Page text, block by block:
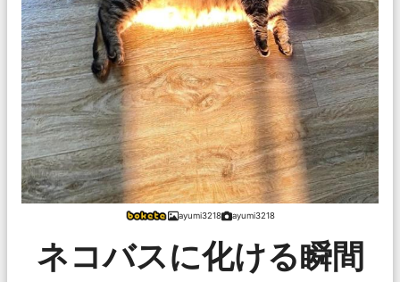
ayumi3218 ayumi3218
ネコバスに化ける瞬間